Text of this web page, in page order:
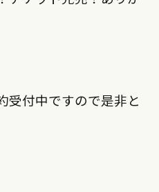
受付中ですので是非と